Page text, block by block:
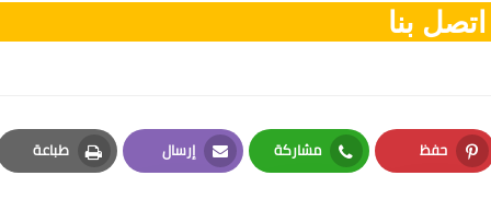
اتصل بنا
حفظ
Pinterest
مشاركة
Whatsapp
إرسال
Email
طباعة
Print